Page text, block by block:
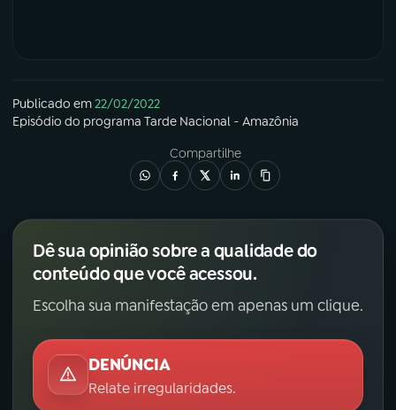
Publicado em22/02/2022
Episódio do programa Tarde Nacional - Amazônia
Compartilhe
Dê sua opinião sobre a qualidade do
conteúdo que você acessou.
Escolha sua manifestação em apenas um clique.
DENÚNCIA
Relate irregularidades.